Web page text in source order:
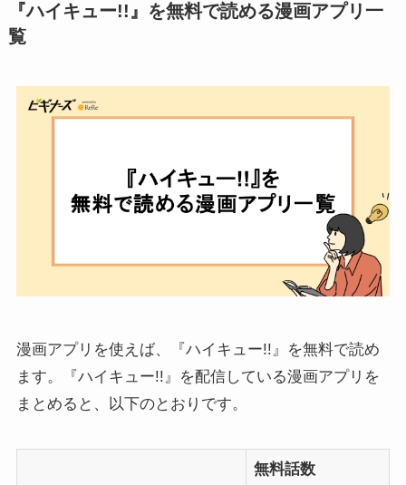
『ハイキュー!!』を無料で読める漫画アプリ一
覧
漫画アプリを使えば、『ハイキュー!!』を無料で読め
ます。『ハイキュー!!』を配信している漫画アプリを
まとめると、以下のとおりです。
無料話数